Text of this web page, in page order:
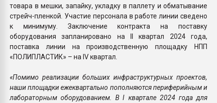
товара в мешки, запайку, укладку в паллету и обматывание
стрейч-пленкой. Участие персонала в работе линии сведено
к минимуму. Заключение контракта на поставку
оборудования запланировано на II квартал 2024 года,
поставка линии на производственную площадку НПП
«ПОЛИПЛАСТИК» – на IV квартал.
«Помимо реализации больших инфраструктурных проектов,
наши площадки ежеквартально пополняются периферийным и
лабораторным оборудованием. В I квартале 2024 года для